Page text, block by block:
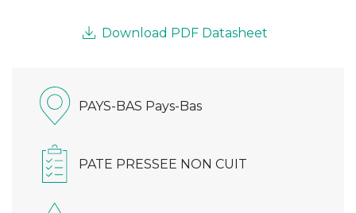
Download PDF Datasheet
PAYS-BAS Pays-Bas
PATE PRESSEE NON CUIT